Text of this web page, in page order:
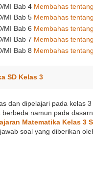
MI Bab 4 Membahas
MI Bab 5 Membahas
MI Bab 6 Membahas
MI Bab 7 Membahas
MI Bab 8 Membahas
SD Kelas 3
dan dipelajari pada kelas
namun pada
Matematika Kelas 3
soal yang diberikan